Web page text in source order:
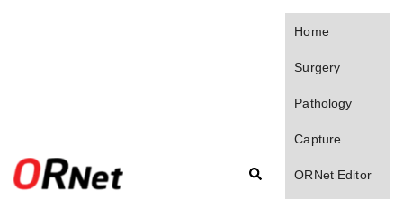
Search
Home
Surgery
Pathology
Capture
ORNet Editor